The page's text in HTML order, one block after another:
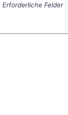
Erforderliche Felder